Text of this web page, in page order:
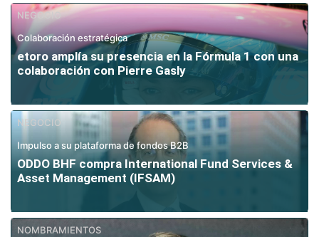
NEGOCIO
Colaboración estratégica
etoro amplía su presencia en la Fórmula 1 con una
colaboración con Pierre Gasly
NEGOCIO
Impulso a su plataforma de fondos B2B
ODDO BHF compra International Fund Services &
Asset Management (IFSAM)
NOMBRAMIENTOS